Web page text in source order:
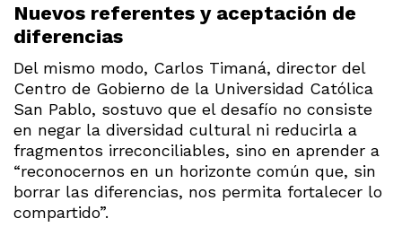
Nuevos referentes y aceptación de
diferencias
Del mismo modo, Carlos Timaná, director del
Centro de Gobierno de la Universidad Católica
San Pablo, sostuvo que el desafío no consiste
en negar la diversidad cultural ni reducirla a
fragmentos irreconciliables, sino en aprender a
“reconocernos en un horizonte común que, sin
borrar las diferencias, nos permita fortalecer lo
compartido”.